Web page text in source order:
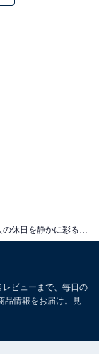
ビューまで、毎日の
品情報をお届け。見